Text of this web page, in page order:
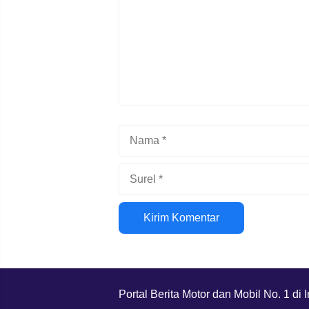
Situs
web
Portal Berita Motor dan Mobil No. 1 di